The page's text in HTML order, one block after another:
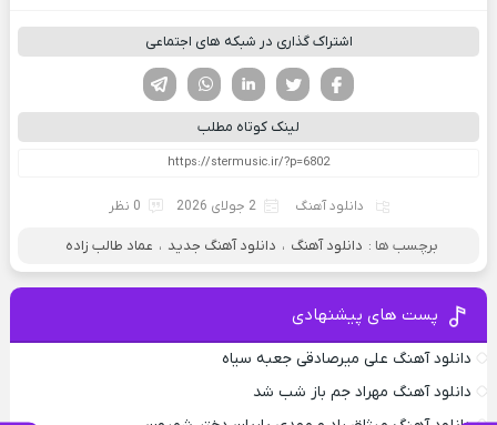
اشتراک گذاری در شبکه های اجتماعی
لینکدین تویتر
فیسوک
لینک کوتاه مطلب
دانلود آهنگ 2 جولای 2026 0 نظر
برچسب ها : دانلود آهنگ ، دانلود آهنگ جدید ، عماد طالب زاده
پست های پیشنهادی
دانلود آهنگ علی میرصادقی جعبه سیاه
دانلود آهنگ مهراد جم باز شب شد